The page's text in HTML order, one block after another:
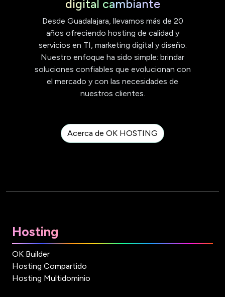
digital cambiante
Desde Guadalajara, llevamos más de 20
años ofreciendo hosting de calidad y
servicios en TI, marketing digital y diseño.
Nuestro enfoque ha sido simple: brindar
soluciones confiables que evolucionan con
el mercado y con las necesidades de
nuestros clientes.
Acerca de OK HOSTING
Hosting
OK Builder
Hosting Compartido
Hosting Multidominio